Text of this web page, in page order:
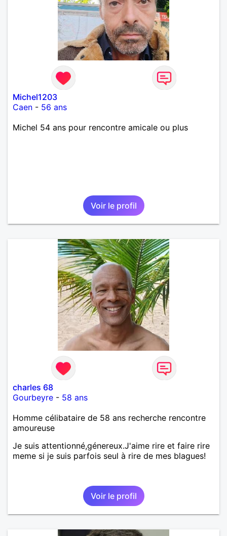
Michel1203
Caen - 56 ans
Michel 54 ans pour rencontre amicale ou plus
Voir le profil
charles 68
Gourbeyre - 58 ans
Homme célibataire de 58 ans recherche rencontre
amoureuse
Je suis attentionné,génereux.J'aime rire et faire rire
meme si je suis parfois seul à rire de mes blagues!
Voir le profil